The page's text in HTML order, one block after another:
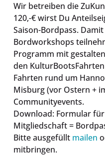
Wir betreiben die
120,-€ wirst Du
Saison-Bordpass.
Bordworkshops
Programm mit
den
Fahrten rund um
Misburg (vor Ostern +
Communityevents.
Download: Formular
Mitgliedschaft =
Bitte ausgefüllt mailen
mitbringen.